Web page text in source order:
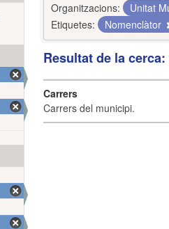
Organitzacions:
Unitat
Etiquetes:
Nomenclàtor
Resultat de la
Carrers
Carrers del municipi.